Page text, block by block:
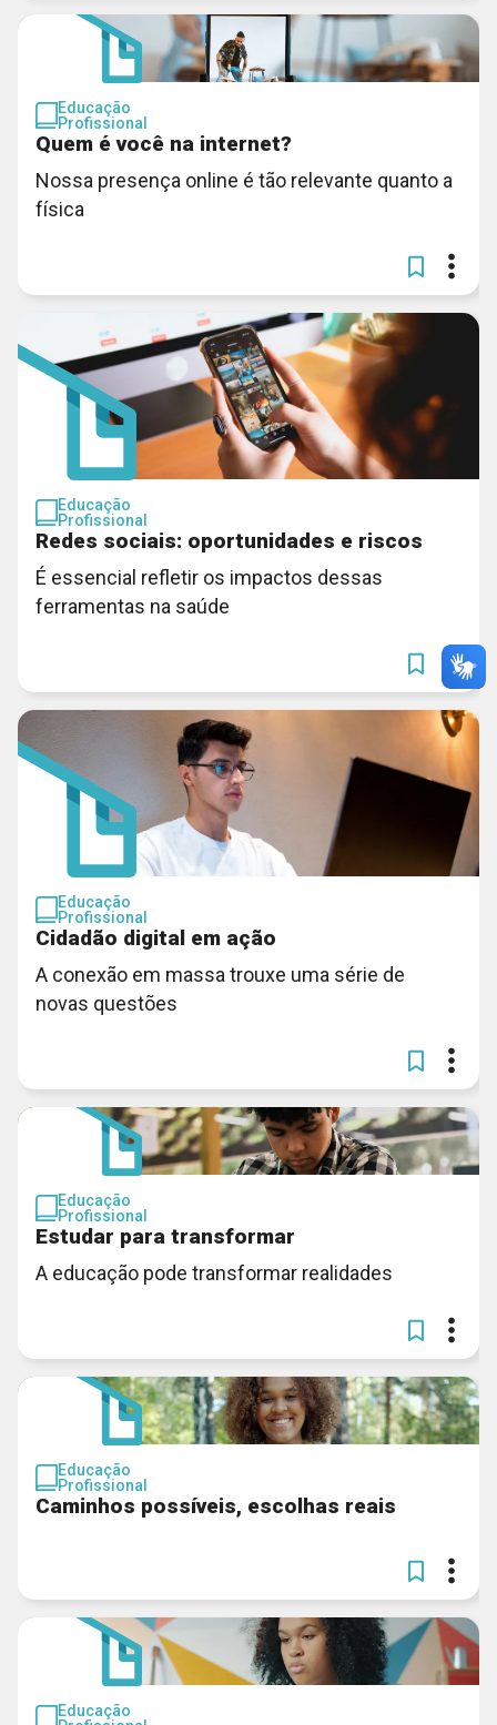
Educação
Profissional
Quem é você na internet?
Nossa presença online é tão relevante quanto a
física
Educação
Profissional
Redes sociais: oportunidades e riscos
É essencial refletir os impactos dessas
ferramentas na saúde
Educação
Profissional
Cidadão digital em ação
A conexão em massa trouxe uma série de
novas questões
Educação
Profissional
Estudar para transformar
A educação pode transformar realidades
Educação
Profissional
Caminhos possíveis, escolhas reais
Educação